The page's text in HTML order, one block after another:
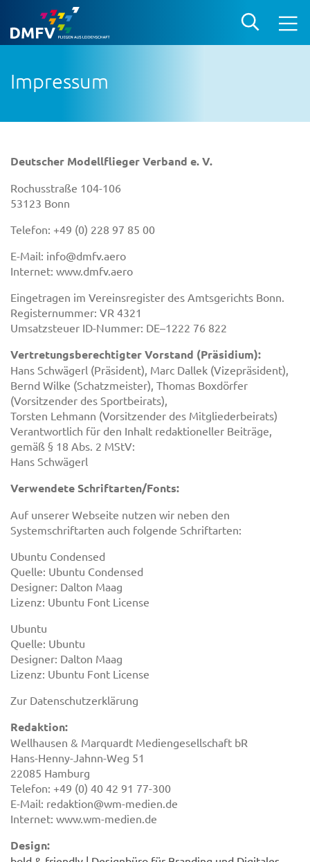
Impressum
Deutscher Modellflieger Verband e. V.
Rochusstraße 104-106
53123 Bonn
Telefon: +49 (0) 228 97 85 00
E-Mail: info@dmfv.aero
Internet: www.dmfv.aero
Eingetragen im Vereinsregister des Amtsgerichts Bonn.
Registernummer: VR 4321
Umsatzsteuer ID-Nummer: DE–1222 76 822
Vertretungsberechtigter Vorstand (Präsidium):
Hans Schwägerl (Präsident), Marc Dallek (Vizepräsident),
Bernd Wilke (Schatzmeister), Thomas Boxdörfer
(Vorsitzender des Sportbeirats),
Torsten Lehmann (Vorsitzender des Mitgliederbeirats)
Verantwortlich für den Inhalt redaktioneller Beiträge,
gemäß § 18 Abs. 2 MStV:
Hans Schwägerl
Verwendete Schriftarten/Fonts:
Auf unserer Webseite nutzen wir neben den
Systemschriftarten auch folgende Schriftarten:
Ubuntu Condensed
Quelle: Ubuntu Condensed
Designer: Dalton Maag
Lizenz: Ubuntu Font License
Ubuntu
Quelle: Ubuntu
Designer: Dalton Maag
Lizenz: Ubuntu Font License
Zur Datenschutzerklärung
Redaktion:
Wellhausen & Marquardt Mediengesellschaft bR
Hans-Henny-Jahnn-Weg 51
22085 Hamburg
Telefon: +49 (0) 40 42 91 77-300
E-Mail: redaktion@wm-medien.de
Internet: www.wm-medien.de
Design: